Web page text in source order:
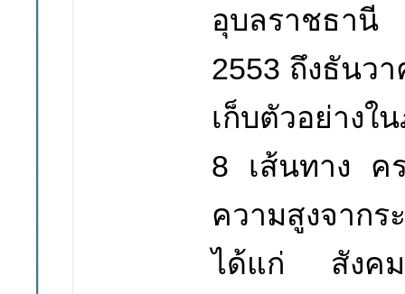
อุบลราชธา
2553 ถึงธันว
เก็บตัวอย่างใ
8 เส้นทาง ค
ความสูงจากร
ได้แก่ สังค